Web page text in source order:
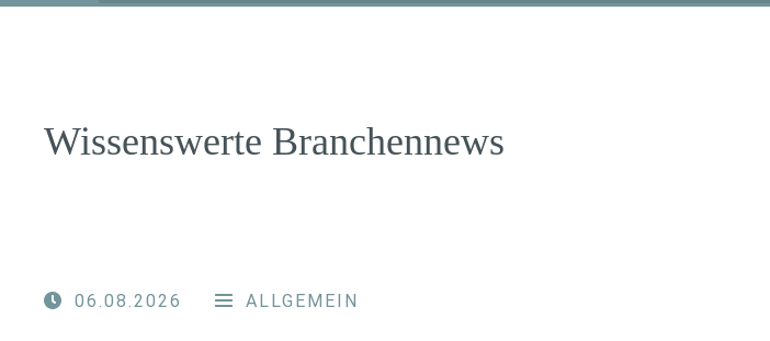
Wissenswerte Branchennews
06.08.2026 ALLGEMEIN